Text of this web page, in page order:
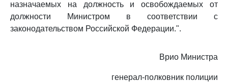
назначаемых на должность и освобождаемых от
должности Министром в соответствии с
законодательством Российской Федерации.".
Врио Министра
генерал-полковник полиции